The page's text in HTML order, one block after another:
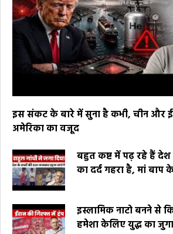
इस संकट के बारे में सुना है कभी, चीन और
अमेरिका का वजूद
बहुत कष्ट में पढ़ रहे हैं
का दर्द गहरा है, मां
इस्लामिक नाटो बनने से
हमेशा केलिए युद्ध का